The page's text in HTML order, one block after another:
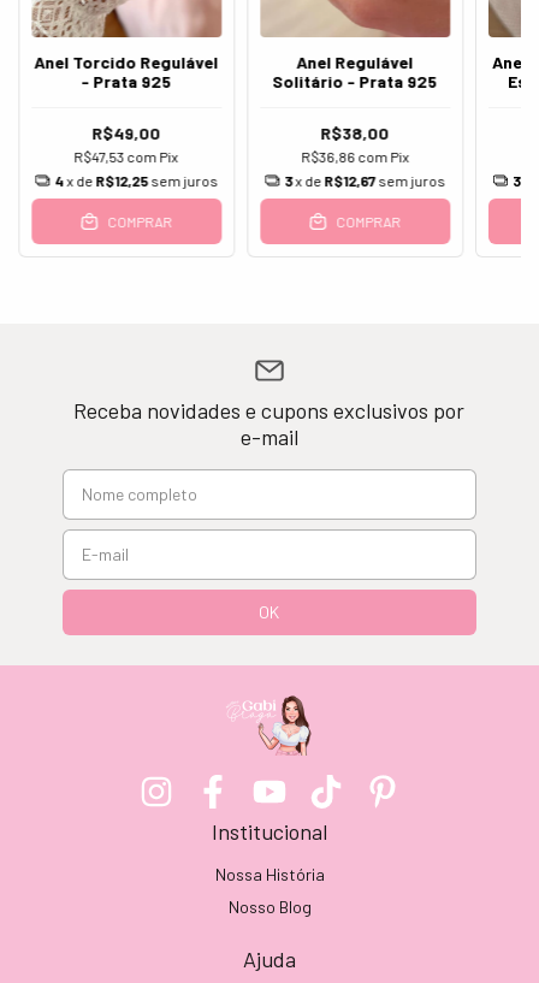
Anel Torcido Regulável
- Prata 925
R$49,00
R$47,53 com Pix
4x de R$12,25 sem juros
COMPRAR
Anel Regulável
Solitário - Prata 925
R$38,00
R$36,86 com Pix
3x de R$12,67sem juros
COMPRAR
Anel
3
Receba novidades e cupons exclusivos por
e-mail
Institucional
Nossa História
Nosso Blog
Ajuda